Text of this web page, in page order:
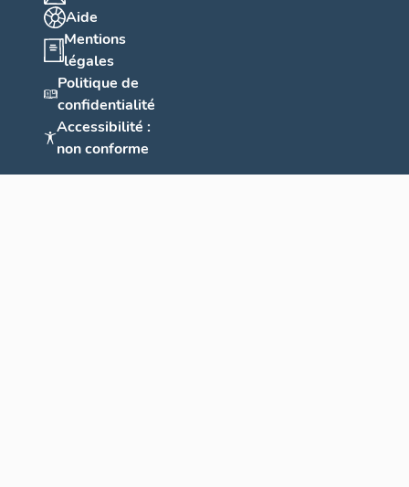
Aide
Mentions
légales
Politique de
confidentialité
Accessibilité :
non conforme